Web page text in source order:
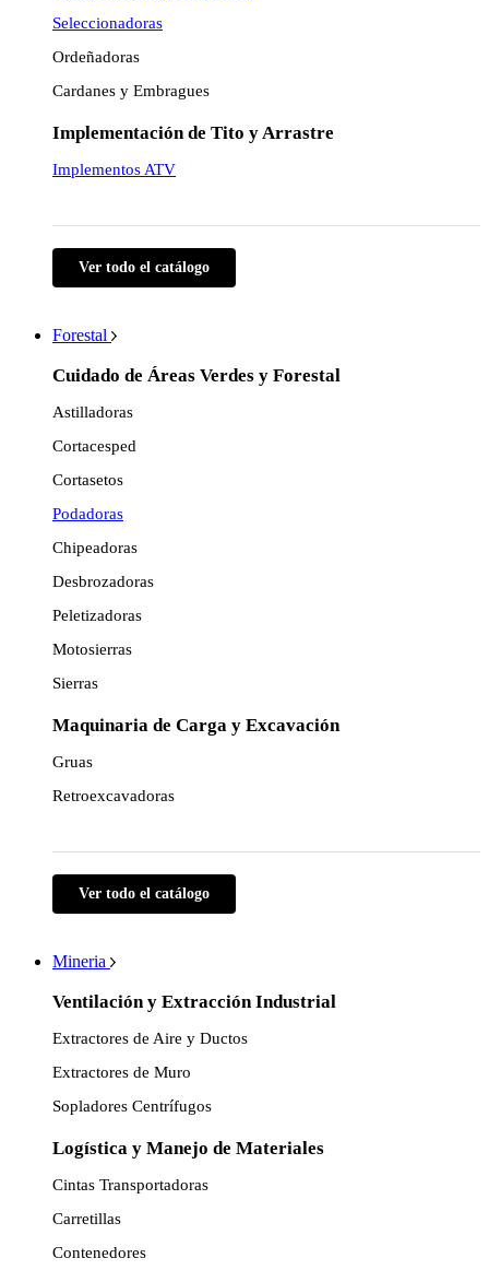
Seleccionadoras
Ordeñadoras
Cardanes y Embragues
Implementación de Tito y Arrastre
Implementos ATV
Ver todo el catálogo
Forestal
Cuidado de Áreas Verdes y Forestal
Astilladoras
Cortacesped
Cortasetos
Podadoras
Chipeadoras
Desbrozadoras
Peletizadoras
Motosierras
Sierras
Maquinaria de Carga y Excavación
Gruas
Retroexcavadoras
Ver todo el catálogo
Mineria
Ventilación y Extracción Industrial
Extractores de Aire y Ductos
Extractores de Muro
Sopladores Centrífugos
Logística y Manejo de Materiales
Cintas Transportadoras
Carretillas
Contenedores